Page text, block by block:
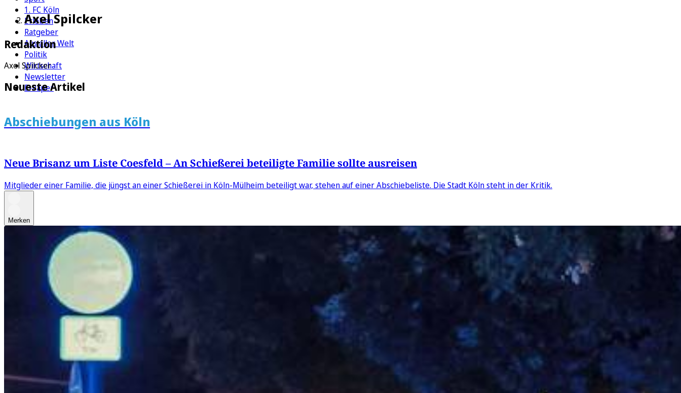
1. FC Köln
Erleben
Ratgeber
Aus aller Welt
Politik
Wirtschaft
Newsletter
E-Paper
Axel Spilcker
Redaktion
Axel Spilcker
Neueste Artikel
Abschiebungen aus Köln
Neue Brisanz um Liste Coesfeld – An Schießerei beteiligte Familie sollte ausreisen
Mitglieder einer Familie, die jüngst an einer Schießerei in Köln-Mülheim beteiligt war, stehen auf einer Abschiebeliste. Die Stadt Köln steht in der Kritik.
Merken